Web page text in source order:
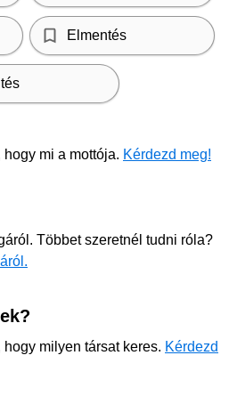
Elmentés
mi a mottója. Kérdezd meg!
Többet szeretnél tudni róla?
milyen társat keres. Kérdezd